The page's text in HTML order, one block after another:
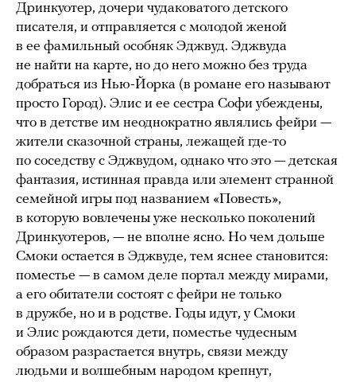
Дринкуотер, дочери чудаковатого детского
писателя, и отправляется с молодой женой
в ее фамильный особняк Эджвуд. Эджвуда
не найти на карте, но до него можно без труда
добраться из Нью-Йорка (в романе его называют
просто Город). Элис и ее сестра Софи убеждены,
что в детстве им неоднократно являлись фейри —
жители сказочной страны, лежащей где-то
по соседству с Эджвудом, однако что это — детская
фантазия, истинная правда или элемент странной
семейной игры под названием «Повесть»,
в которую вовлечены уже несколько поколений
Дринкуотеров, — не вполне ясно. Но чем дольше
Смоки остается в Эджвуде, тем яснее становится:
поместье — в самом деле портал между мирами,
а его обитатели состоят с фейри не только
в дружбе, но и в родстве. Годы идут, у Смоки
и Элис рождаются дети, поместье чудесным
образом разрастается внутрь, связи между
людьми и волшебным народом крепнут,